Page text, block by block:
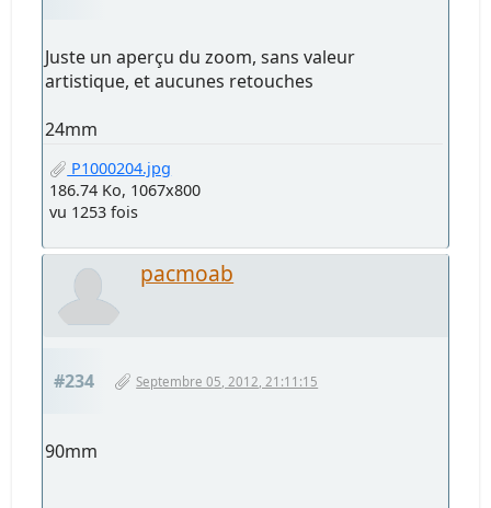
Juste un aperçu du zoom, sans valeur
artistique, et aucunes retouches
24mm
P1000204.jpg
186.74 Ko, 1067x800
vu 1253 fois
pacmoab
#234 Septembre 05, 2012, 21:11:15
90mm